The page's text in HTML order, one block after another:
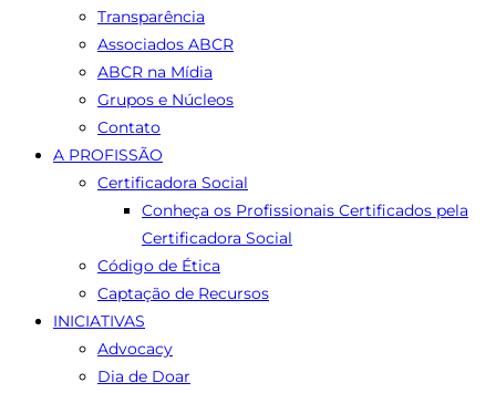
Transparência
Associados ABCR
ABCR na Mídia
Grupos e Núcleos
Contato
A PROFISSÃO
Certificadora Social
Conheça os Profissionais Certificados pela
Certificadora Social
Código de Ética
Captação de Recursos
INICIATIVAS
Advocacy
Dia de Doar